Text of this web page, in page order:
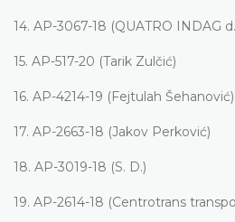
14. AP-3067-18 (QUATRO INDAG
15. AP-517-20 (Tarik Zulčić)
16. AP-4214-19 (Fejtulah Šehanović)
17. AP-2663-18 (Jakov Perković)
18. AP-3019-18 (S. D.)
19. AP-2614-18 (Centrotrans